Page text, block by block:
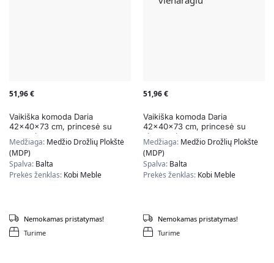
51,96€
Vaikiška komoda Daria
42x40x73 cm, princesė su
sparnais
Medžiaga: Medžio Drožlių Plokštė
(MDP)
Spalva: Balta
Prekės ženklas: Kobi Meble
Turime
Nemokamas pristatymas!
51,96€
Vaikiška komoda Daria
42x40x73 cm, princesė su
vienaragiu
Medžiaga: Medžio Drožlių Plokštė
(MDP)
Spalva: Balta
Prekės ženklas: Kobi Meble
Turime
Nemokamas pristatymas!